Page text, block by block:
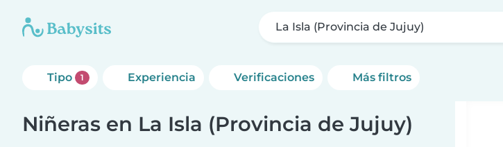
La Isla (Provincia de Jujuy)
Tipo 1 Experiencia Verificaciones Más filtros
Niñeras en La Isla (Provincia de Jujuy)